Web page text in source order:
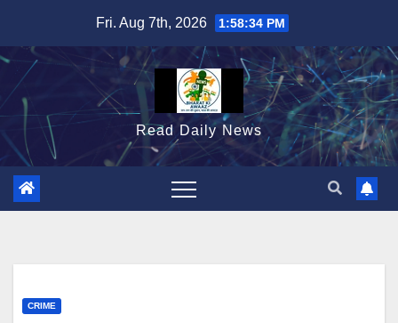
content
Fri. Aug 7th, 2026 1:58:35 PM
Read Daily News
CRIME